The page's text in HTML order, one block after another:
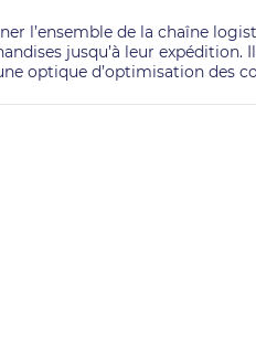
l’ensemble de la chaîne
jusqu’à leur expédition.
optique d’optimisation des